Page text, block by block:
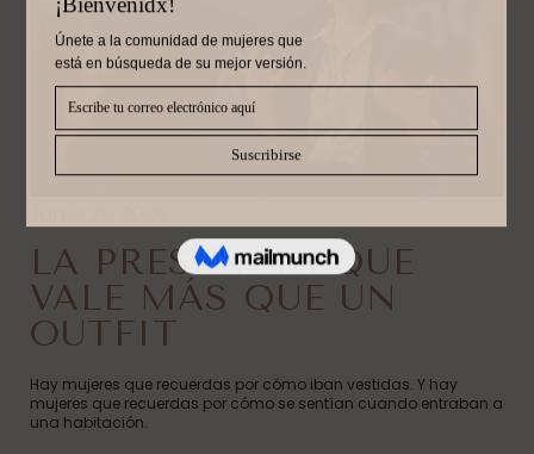
LA PRESENCIA QUE
VALE MÁS QUE UN
OUTFIT
Hay mujeres que recuerdas por cómo iban vestidas. Y hay
mujeres que recuerdas por cómo se sentían cuando entraban a
una habitación.